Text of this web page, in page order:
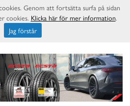
Genom att fortsätta surfa på sidan
cookies. Klicka här för mer information.
Jag förstår